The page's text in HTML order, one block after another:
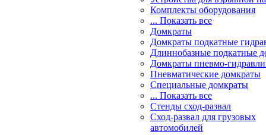
Комплекты оборудования
... Показать все
Домкраты
Домкраты подкатные
Длиннобазные подкатные
Домкраты пневмо-
Пневматические домкраты
Специальные домкраты
... Показать все
Стенды сход-развал
Сход-развал для грузовых
автомобилей